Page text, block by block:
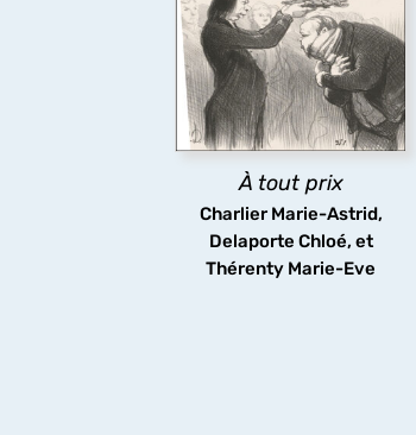
À tout prix
Charlier Marie-Astrid,
Delaporte Chloé, et
Thérenty Marie-Eve
francophone dans leur
diversité (littérature, théâtre,
cinéma, télévision, musiques
populaires, art
contemporain, bande
dessinée, jeux vidéo), du XIX
siècle à nos jours.
découvrir